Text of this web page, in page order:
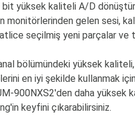
yüksek kaliteli A/D
gelen sesi,
seçilmiş yeni parçalar
bölümündeki yüksek
en iyi şekilde kullanmak
900NXS2'den daha yüksek
keyfini çıkarabilirsiniz.